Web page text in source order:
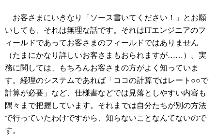
お客さまにいきなり「ソース書いてください！」とお願
いしても、それは無理な話です。それはITエンジニアのフ
ィールドであってお客さまのフィールドではありません
（たまにかなり詳しいお客さまもおられますが……）。実
務に関しては、もちろんお客さまの方がよく知っていま
す。経理のシステムであれば「ココの計算ではレート○○で
計算が必要」など、仕様書などでは見落としやすい内容も
隅々まで把握しています。それまでは自分たちが別の方法
で行っていたわけですから、知らないことなんてないので
す。